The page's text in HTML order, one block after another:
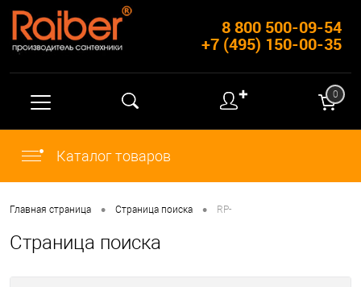
8 800 500-09-54
+7 (495) 150-00-35
✚ 0
Каталог товаров
Главная страница • Страница поиска • RP-
Страница поиска